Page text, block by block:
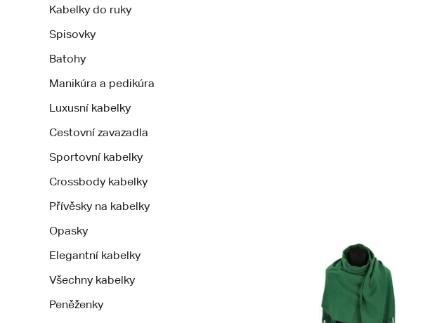
Kabelky do ruky
Spisovky
Batohy
Manikúra a pedikúra
Luxusní kabelky
Cestovní zavazadla
Sportovní kabelky
Crossbody kabelky
Přívěsky na kabelky
Opasky
Elegantní kabelky
Všechny kabelky
Peněženky